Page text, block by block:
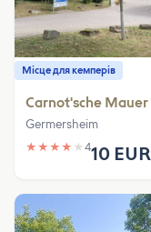
Місце для кемперів
Carnot'sche Mauer
Germersheim
★ ★ ★ ★ ★ 410 EUR